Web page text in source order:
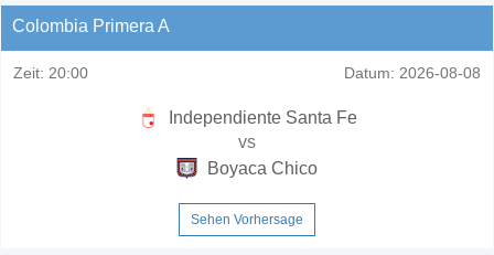
Colombia Primera A
Zeit: 20:00 Datum: 2026-08-08
Independiente Santa Fe
vs
Boyaca Chico
Sehen Vorhersage